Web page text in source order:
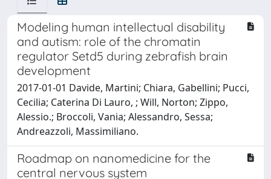
Modeling human intellectual disability
and autism: role of the chromatin
regulator Setd5 during zebrafish brain
development
2017-01-01 Davide, Martini; Chiara, Gabellini; Pucci,
Cecilia; Caterina Di Lauro, ; Will, Norton; Zippo,
Alessio.; Broccoli, Vania; Alessandro, Sessa;
Andreazzoli, Massimiliano.
Roadmap on nanomedicine for the
central nervous system